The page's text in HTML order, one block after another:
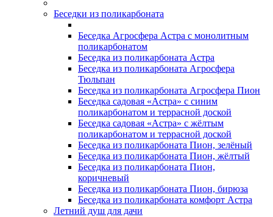
Беседки из поликарбоната
Беседка Агросфера Астра с монолитным
поликарбонатом
Беседка из поликарбоната Астра
Беседка из поликарбоната Агросфера
Тюльпан
Беседка из поликарбоната Агросфера Пион
Беседка садовая «Астра» с синим
поликарбонатом и террасной доской
Беседка садовая «Астра» с жёлтым
поликарбонатом и террасной доской
Беседка из поликарбоната Пион, зелёный
Беседка из поликарбоната Пион, жёлтый
Беседка из поликарбоната Пион,
коричневый
Беседка из поликарбоната Пион, бирюза
Беседка из поликарбоната комфорт Астра
Летний душ для дачи